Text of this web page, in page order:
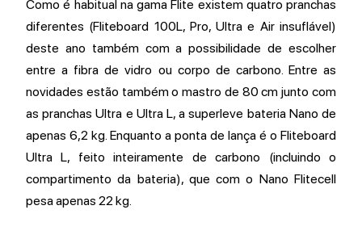
Como é habitual na gama Flite existem quatro pranchas
diferentes (Fliteboard 100L, Pro, Ultra e Air insuflável)
deste ano também com a possibilidade de escolher
entre a fibra de vidro ou corpo de carbono. Entre as
novidades estão também o mastro de 80 cm junto com
as pranchas Ultra e Ultra L, a superleve bateria Nano de
apenas 6,2 kg. Enquanto a ponta de lança é o Fliteboard
Ultra L, feito inteiramente de carbono (incluindo o
compartimento da bateria), que com o Nano Flitecell
pesa apenas 22 kg.